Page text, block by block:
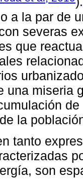
a la par de
severas
que
una miseria
la
tanto
son